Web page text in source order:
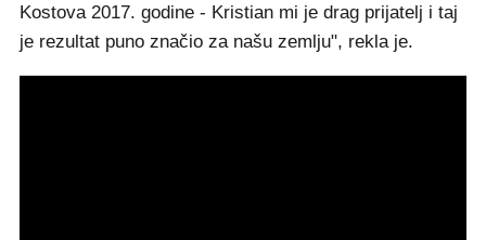
Kostova 2017. godine - Kristian mi je drag prijatelj i taj
je rezultat puno značio za našu zemlju", rekla je.